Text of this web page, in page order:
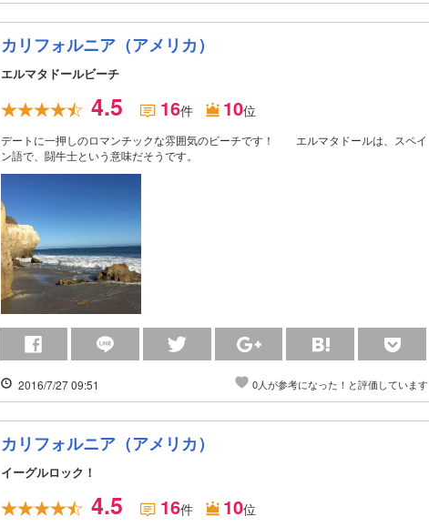
カリフォルニア（アメリカ）
エルマタドールビーチ
4.5 16件 10位
デートに一押しのロマンチックな雰囲気のビーチです！ エルマタドールは、スペイ
ン語で、闘牛士という意味だそうです。
2016/7/27 09:51 0人が参考になった！と評価しています
カリフォルニア（アメリカ）
イーグルロック！
4.5 16件 10位